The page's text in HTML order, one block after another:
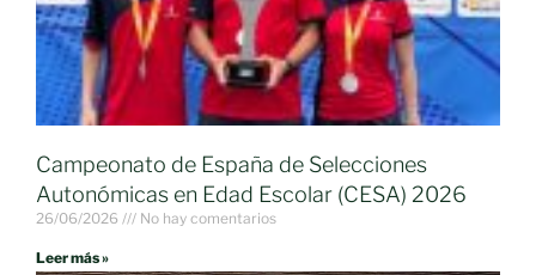
Campeonato de España de Selecciones
Autonómicas en Edad Escolar (CESA) 2026
26/06/2026 No hay comentarios
Leer más »